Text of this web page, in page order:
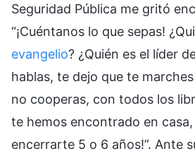
Seguridad Pública me gritó
“¡Cuéntanos lo que sepas!
evangelio? ¿Quién es el líder
hablas, te dejo que te
no cooperas, con todos los
te hemos encontrado en casa,
encerrarte 5 o 6 años!”. Ante